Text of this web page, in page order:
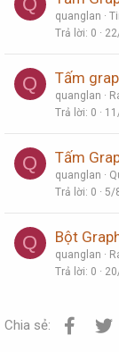
quanglan
Trả lời 0
Q Tấm
quanglan
Trả lời 0
Q Tấm
quanglan
Trả lời 0 5/
Q Bột
quanglan
Trả lời 0
Chia sẻ: